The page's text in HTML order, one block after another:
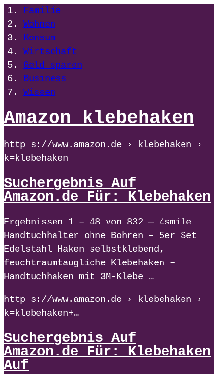
Familie
Wohnen
Konsum
Wirtschaft
Geld sparen
Business
Wissen
Amazon klebehaken
http s://www.amazon.de › klebehaken ›
k=klebehaken
Suchergebnis Auf
Amazon.de Für: Klebehaken
Ergebnissen 1 – 48 von 832 — 4smile
Handtuchhalter ohne Bohren – 5er Set
Edelstahl Haken selbstklebend,
feuchtraumtaugliche Klebehaken –
Handtuchhaken mit 3M-Klebe …
http s://www.amazon.de › klebehaken ›
k=klebehaken+…
Suchergebnis Auf
Amazon.de Für: Klebehaken
Auf